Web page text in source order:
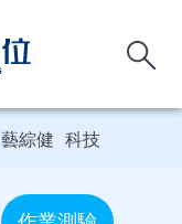
藝綜健 科技